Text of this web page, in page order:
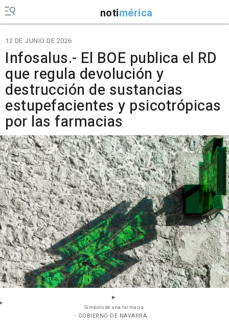
notimérica
12 DE JUNIO DE 2026
Infosalus.- El BOE publica el RD
que regula devolución y
destrucción de sustancias
estupefacientes y psicotrópicas
por las farmacias
Símbolo de una farmacia.
- GOBIERNO DE NAVARRA